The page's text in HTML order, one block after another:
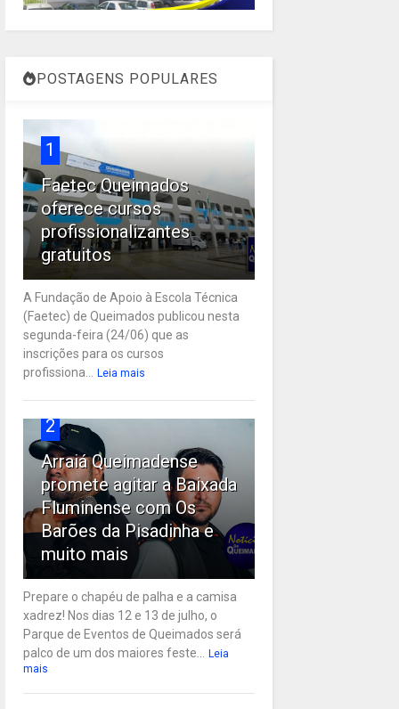
POSTAGENS POPULARES
1
Faetec Queimados
oferece cursos
profissionalizantes
gratuitos
A Fundação de Apoio à Escola Técnica
(Faetec) de Queimados publicou nesta
segunda-feira (24/06) que as
inscrições para os cursos
profissiona...
Leia mais
2
Arraiá Queimadense
promete agitar a Baixada
Fluminense com Os
Barões da Pisadinha e
muito mais
Prepare o chapéu de palha e a camisa
xadrez! Nos dias 12 e 13 de julho, o
Parque de Eventos de Queimados será
palco de um dos maiores feste...
Leia
mais